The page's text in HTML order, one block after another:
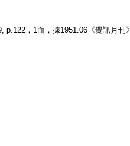
，1面，據1951.06《覺訊月刊》